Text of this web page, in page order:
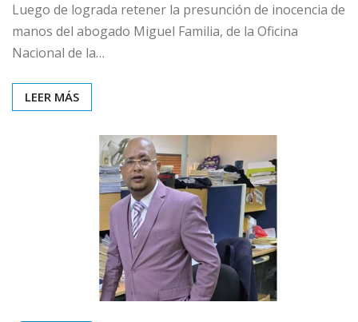
Luego de lograda retener la presunción de inocencia de
manos del abogado Miguel Familia, de la Oficina
Nacional de la…
LEER MÁS